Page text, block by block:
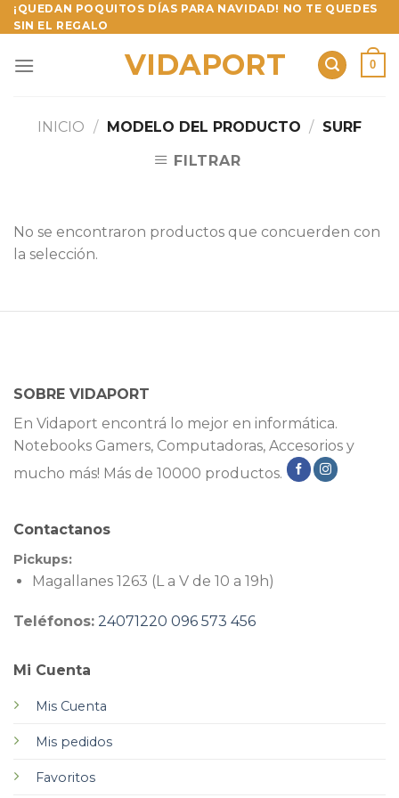
Skip
to
¡QUEDAN POQUITOS DÍAS PARA NAVIDAD! NO TE QUEDES
SIN EL REGALO
VIDAPORT 0
INICIO / MODELO DEL PRODUCTO / SURF
FILTRAR
No se encontraron productos que concuerden con
la selección.
SOBRE VIDAPORT
En Vidaport encontrá lo mejor en informática.
Notebooks Gamers, Computadoras, Accesorios y
mucho más! Más de 10000 productos.
Mi Cuenta
Mis Cuenta
Mis pedidos
Favoritos
Contactanos
Pickups:
Magallanes 1263 (L a V de 10 a 19h)
Teléfonos: 24071220 096 573 456